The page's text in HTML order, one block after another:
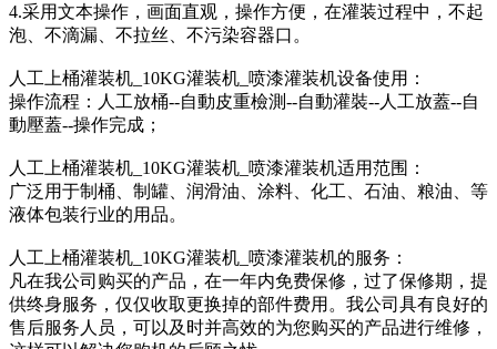
4.采用文本操作，画面直观，操作方便，在灌装过程中，不起
泡、不滴漏、不拉丝、不污染容器口。
人工上桶 灌装机 _10KG 灌装机 _喷漆 灌装机设备使用：
操作流程：人工放桶--自動皮重檢測--自動灌裝--人工放蓋--自
動壓蓋--操作完成；
人工上桶 灌装机 _10KG 灌装机 _喷漆 灌装机适用范围：
广泛用于制桶、制罐、润滑油、涂料、化工、石油、粮油、等
液体包装行业的用品。
人工上桶 灌装机 _10KG 灌装机 _喷漆 灌装机的服务：
凡在我公司购买的产品，在一年内免费保修，过了保修期，提
供终身服务，仅仅收取更换掉的部件费用。我公司具有良好的
售后服务人员，可以及时并高效的为您购买的产品进行维修，